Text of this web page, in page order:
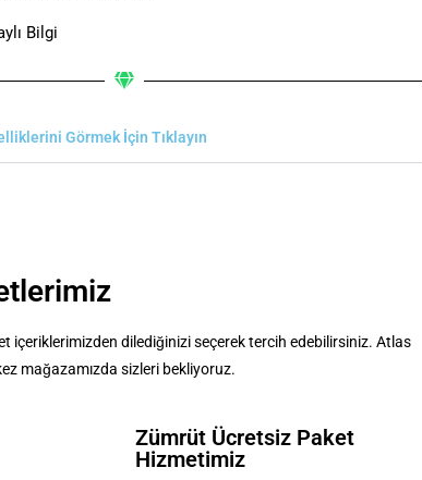
Bilgi
Görmek İçin Tıklayın
içeriklerimizden dilediğinizi seçerek tercih edebilirsiniz. Atlas
mağazamızda sizleri bekliyoruz.
Zümrüt Ücretsiz Paket
Hizmetimiz